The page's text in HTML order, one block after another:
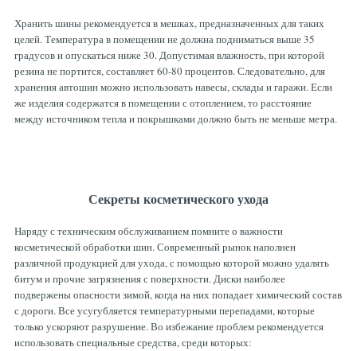
Хранить шины рекомендуется в мешках, предназначенных для таких
целей. Температура в помещении не должна подниматься выше 35
градусов и опускаться ниже 30. Допустимая влажность, при которой
резина не портится, составляет 60-80 процентов. Следовательно, для
хранения автошин можно использовать навесы, склады и гаражи. Если
же изделия содержатся в помещении с отоплением, то расстояние
между источником тепла и покрышками должно быть не меньше метра.
Секреты косметического ухода
Наряду с техническим обслуживанием помните о важности
косметической обработки шин. Современный рынок наполнен
различной продукцией для ухода, с помощью которой можно удалять
битум и прочие загрязнения с поверхности. Диски наиболее
подвержены опасности зимой, когда на них попадает химический состав
с дороги. Все усугубляется температурными перепадами, которые
только ускоряют разрушение. Во избежание проблем рекомендуется
использовать специальные средства, среди которых: